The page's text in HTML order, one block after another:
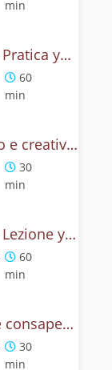
min
Gomukasana - Pratica yoga con l'anatomia del muso della vacca
60
min
Forte, dinamico e creativo - Gomukasana vinyasa yoga
30
min
Gomukasana - Lezione yoga con la storia del muso della vacca
60
min
Schiena forte e consapevole con Bhujangasana, la posizione del cobra
30
min